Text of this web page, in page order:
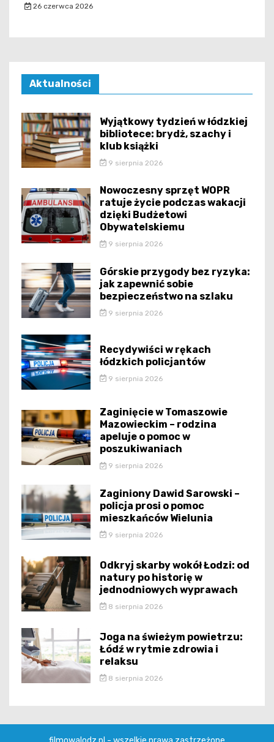
26 czerwca 2026
Aktualności
Wyjątkowy tydzień w łódzkiej
bibliotece: brydż, szachy i
klub książki
9 sierpnia 2026
Nowoczesny sprzęt WOPR
ratuje życie podczas wakacji
dzięki Budżetowi
Obywatelskiemu
9 sierpnia 2026
Górskie przygody bez ryzyka:
jak zapewnić sobie
bezpieczeństwo na szlaku
9 sierpnia 2026
Recydywiści w rękach
łódzkich policjantów
9 sierpnia 2026
Zaginięcie w Tomaszowie
Mazowieckim – rodzina
apeluje o pomoc w
poszukiwaniach
9 sierpnia 2026
Zaginiony Dawid Sarowski –
policja prosi o pomoc
mieszkańców Wielunia
9 sierpnia 2026
Odkryj skarby wokół Łodzi: od
natury po historię w
jednodniowych wyprawach
8 sierpnia 2026
Joga na świeżym powietrzu:
Łódź w rytmie zdrowia i
relaksu
8 sierpnia 2026